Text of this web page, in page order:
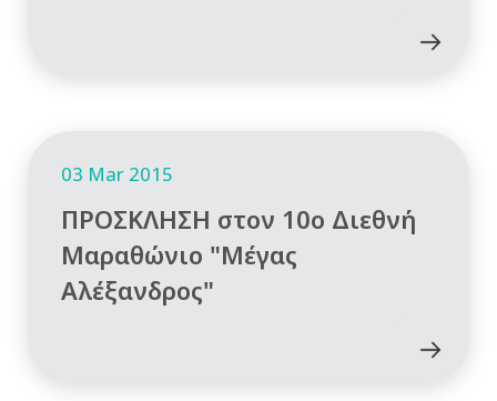
03 Mar 2015
ΠΡΟΣΚΛΗΣΗ στον 10ο Διεθνή
Μαραθώνιο "Μέγας
Αλέξανδρος"